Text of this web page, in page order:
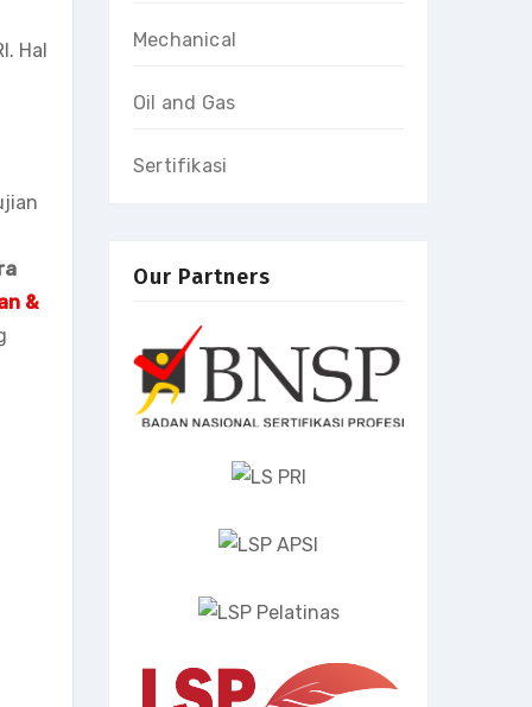
Hal
&
Mechanical
Oil and Gas
Sertifikasi
Our Partners